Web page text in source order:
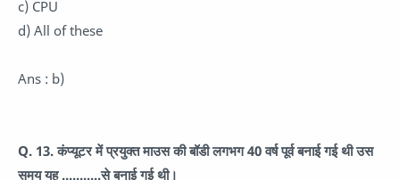
c) CPU
d) All of these
Ans : b)
Q. 13. कंप्यूटर में प्रयुक्त माउस की बॉडी लगभग 40 वर्ष पूर्व बनाई गई थी उस
समय यह ...........से बनाई गई थी।